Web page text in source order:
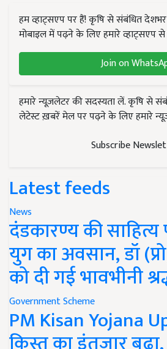
हम व्हाट्सएप पर हैं! कृषि से संबंधित
मोबाइल में पढ़ने के लिए हमारे व्हाट्सएप
Join on
हमारे न्यूज़लेटर की सदस्यता लें. कृषि से
लेटेस्ट ख़बरें मेल पर पढ़ने के लिए हमारे
Subscribe
Latest feeds
News
दंडकारण्य की
युग का अवसान, डॉ
को दी गई भावभीनी
Government Scheme
PM Kisan Yojana